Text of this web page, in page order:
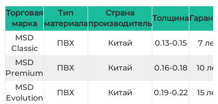
Торговая
марка
Тип
материала
Страна
производитель
Толщина
MSD
Classic
ПВХ Китай 0.13-0.15 7 лет
MSD
Premium
ПВХ Китай 0.16-0.18 10
MSD
Evolution
ПВХ Китай 0.19-0.22 15